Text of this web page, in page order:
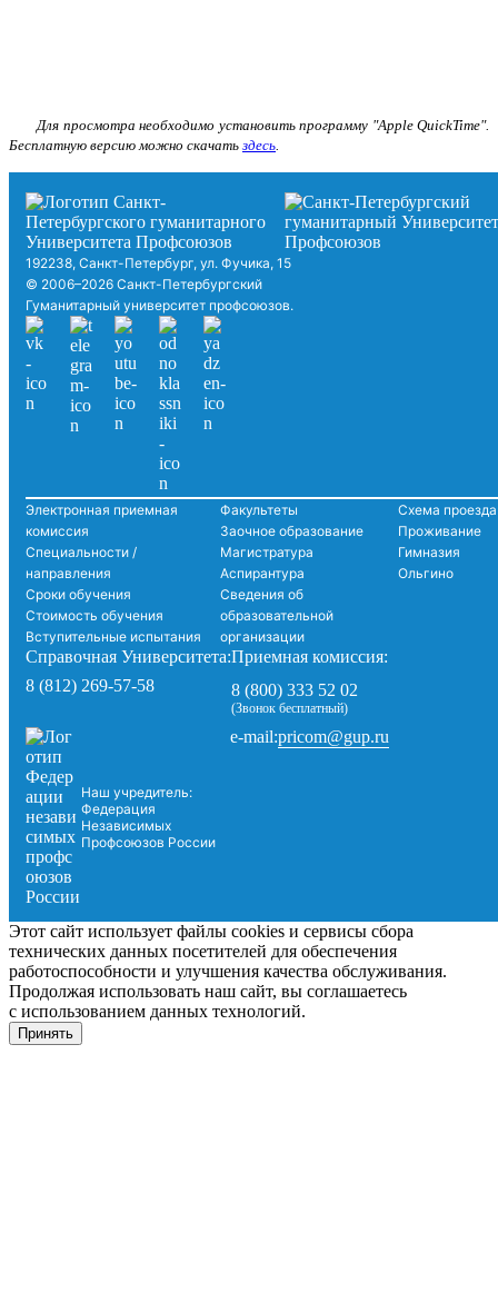
Для просмотра необходимо установить программу "Apple QuickTime".
Бесплатную версию можно скачать здесь
192238, Санкт-Петербург, ул. Фучика, 15
© 2006–2026 Санкт-Петербургский
Гуманитарный университет профсоюзов.
Электронная приемная
комиссия
Специальности /
направления
Сроки обучения
Стоимость обучения
Вступительные испытания
Факультеты
Заочное образование
Магистратура
Аспирантура
Сведения об
образовательной
организации
Схема проезда
Проживание
Гимназия
Ольгино
Справочная Университета:
8 (812) 269-57-58
Приемная комиссия:
8 (800) 333 52 02
(Звонок бесплатный)
Наш учредитель:
Федерация
Независимых
Профсоюзов России
e-mail:pricom@gup.ru
Этот сайт использует файлы cookies и сервисы сбора
технических данных посетителей для обеспечения
работоспособности и улучшения качества обслуживания.
Продолжая использовать наш сайт, вы соглашаетесь
с использованием данных технологий.
Принять